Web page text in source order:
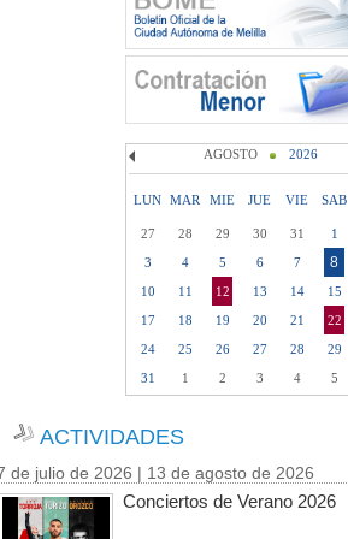
AGOSTO 2026
LUN MAR MIE JUE VIE SAB
27 28 29 30 31 1
3
4 5 6 7 8
10
11 12 13 14 15
17
18 19 20 21 22
24
25 26 27 28 29
31
1 2 3 4 5
ACTIVIDADES
de julio de 2026 | 13 de agosto de 2026
Conciertos de Verano 2026